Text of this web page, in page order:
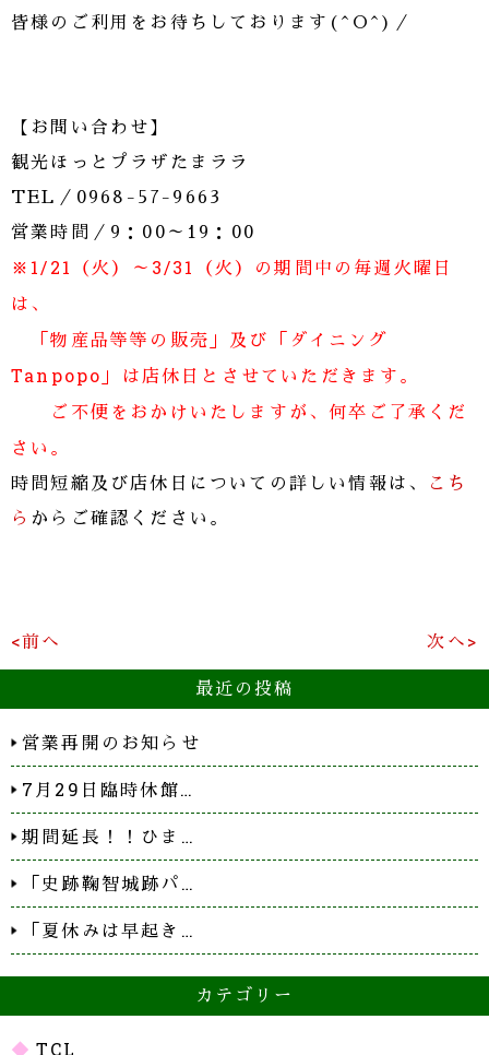
皆様のご利用をお待ちしております(^O^)／
【お問い合わせ】
観光ほっとプラザたまララ
TEL／0968-57-9663
営業時間／9：00～19：00
※1/21（火）～3/31（火）の期間中の毎週火曜日
は、
「物産品等等の販売」及び「ダイニング
Tanpopo」は店休日とさせていただきます。
ご不便をおかけいたしますが、何卒ご了承くだ
さい。
時間短縮及び店休日についての詳しい情報は、
こち
ら からご確認ください。
<前へ 次へ>
最近の投稿
営業再開のお知らせ
7月29日臨時休館…
期間延長！！ひま…
「史跡鞠智城跡パ…
「夏休みは早起き…
カテゴリー
TCL